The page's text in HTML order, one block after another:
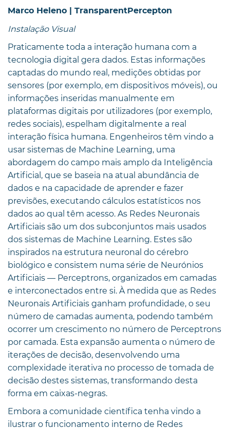
Marco Heleno | TransparentPercepton
Instalação Visual
Praticamente toda a interação humana com a
tecnologia digital gera dados. Estas informações
captadas do mundo real, medições obtidas por
sensores (por exemplo, em dispositivos móveis), ou
informações inseridas manualmente em
plataformas digitais por utilizadores (por exemplo,
redes sociais), espelham digitalmente a real
interação física humana. Engenheiros têm vindo a
usar sistemas de Machine Learning, uma
abordagem do campo mais amplo da Inteligência
Artificial, que se baseia na atual abundância de
dados e na capacidade de aprender e fazer
previsões, executando cálculos estatísticos nos
dados ao qual têm acesso. As Redes Neuronais
Artificiais são um dos subconjuntos mais usados
dos sistemas de Machine Learning. Estes são
inspirados na estrutura neuronal do cérebro
biológico e consistem numa série de Neurónios
Artificiais — Perceptrons, organizados em camadas
e interconectados entre si. À medida que as Redes
Neuronais Artificiais ganham profundidade, o seu
número de camadas aumenta, podendo também
ocorrer um crescimento no número de Perceptrons
por camada. Esta expansão aumenta o número de
iterações de decisão, desenvolvendo uma
complexidade iterativa no processo de tomada de
decisão destes sistemas, transformando desta
forma em caixas-negras.
Embora a comunidade científica tenha vindo a
ilustrar o funcionamento interno de Redes